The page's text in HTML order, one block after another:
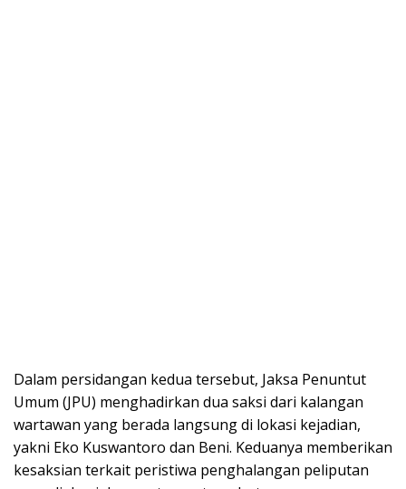
Dalam persidangan kedua tersebut, Jaksa Penuntut
Umum (JPU) menghadirkan dua saksi dari kalangan
wartawan yang berada langsung di lokasi kejadian,
yakni Eko Kuswantoro dan Beni. Keduanya memberikan
kesaksian terkait peristiwa penghalangan peliputan